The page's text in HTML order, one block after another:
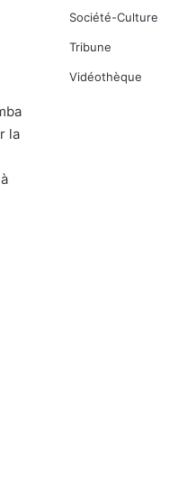
la
Société-Culture
Tribune
Vidéothèque